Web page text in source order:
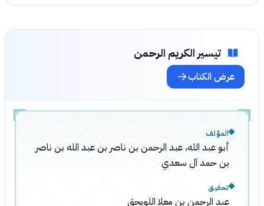
تيسير الكريم الرحمن
عرض الكتاب
المؤلف
أبو عبد الله، عبد الرحمن بن ناصر بن عبد الله بن ناصر
بن حمد آل سعدي
تحقيق
عبد الرحمن بن معلا اللويحق